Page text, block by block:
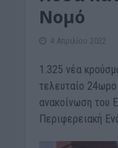
Νομό
4 Απριλίου 2022
1.325 νέα
τελευταίο
ανακοίνωση του
Περιφερειακή